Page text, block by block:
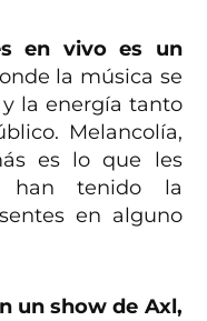
en vivo es un
la música se
la energía tanto
Melancolía,
es lo que les
tenido la
en alguno
un show de Axl,